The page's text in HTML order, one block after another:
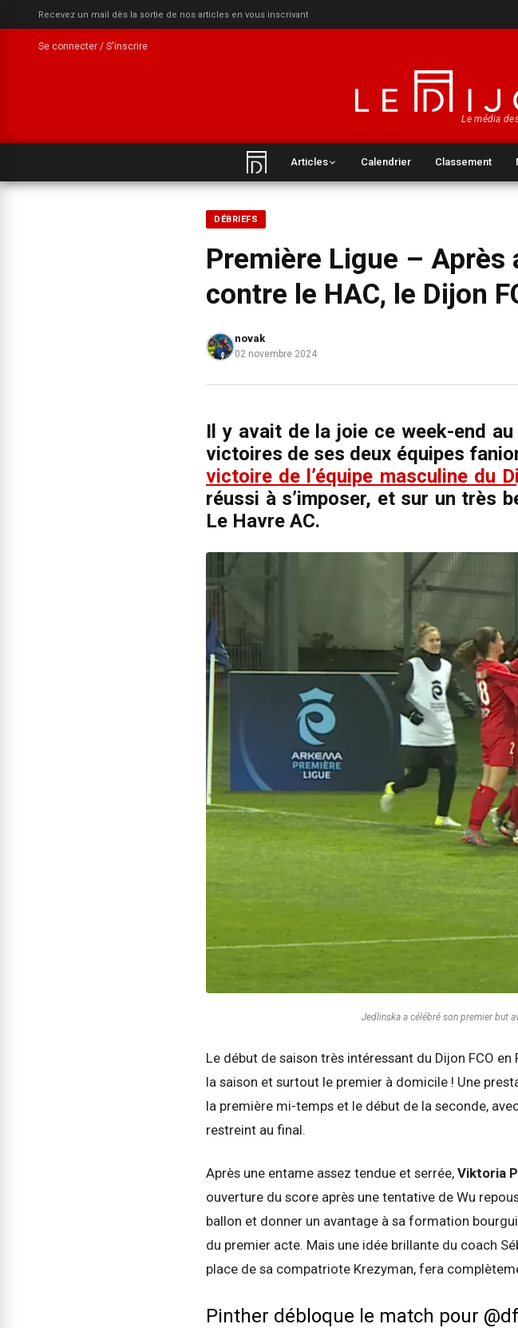
Recevez un mail dès la sortie de nos articles en vous inscrivant
Se connecter / S'inscrire
Le média
Articles Calendrier Classement
DÉBRIEFS
Première Ligue –
contre le HAC, le Dijon
novak
02 novembre 2024
Il y avait de la joie ce week-end
victoires de ses deux équipes
victoire de l’équipe masculine du
réussi à s’imposer, et sur un très
Le Havre AC.
Jedlinska a célébré son premier but
Le début de saison très intéressant du Dijon FCO
la saison et surtout le premier à domicile ! Une
la première mi-temps et le début de la seconde,
restreint au final.
Après une entame assez tendue et serrée, Viktoria
ouverture du score après une tentative de Wu
ballon et donner un avantage à sa formation
du premier acte. Mais une idée brillante du coach
place de sa compatriote Krezyman, fera
Pinther débloque le match pour